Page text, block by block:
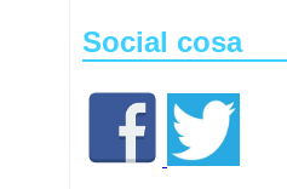
Social cosa